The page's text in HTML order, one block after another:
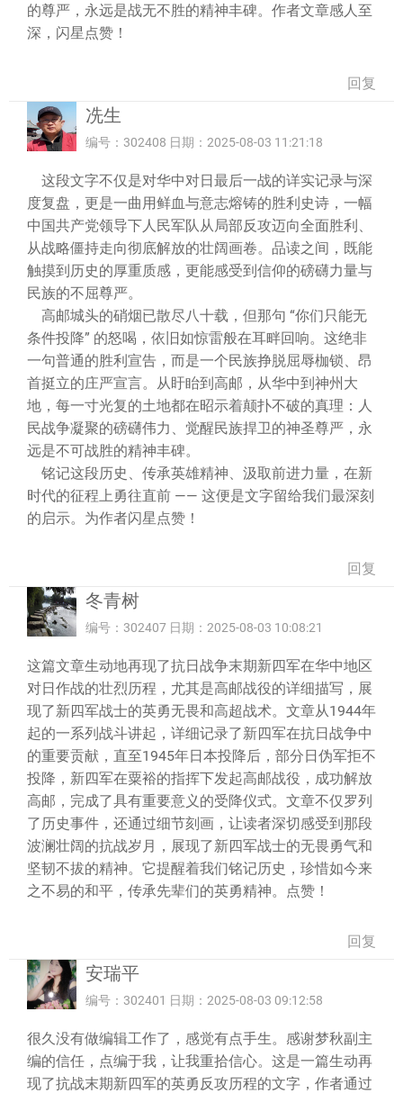
的尊严，永远是战无不胜的精神丰碑。作者文章感人至
深，闪星点赞！
回复
冼生
编号：302408 日期：2025-08-03 11:21:18
这段文字不仅是对华中对日最后一战的详实记录与深
度复盘，更是一曲用鲜血与意志熔铸的胜利史诗，一幅
中国共产党领导下人民军队从局部反攻迈向全面胜利、
从战略僵持走向彻底解放的壮阔画卷。品读之间，既能
触摸到历史的厚重质感，更能感受到信仰的磅礴力量与
民族的不屈尊严。
高邮城头的硝烟已散尽八十载，但那句 “你们只能无
条件投降” 的怒喝，依旧如惊雷般在耳畔回响。这绝非
一句普通的胜利宣告，而是一个民族挣脱屈辱枷锁、昂
首挺立的庄严宣言。从盱眙到高邮，从华中到神州大
地，每一寸光复的土地都在昭示着颠扑不破的真理：人
民战争凝聚的磅礴伟力、觉醒民族捍卫的神圣尊严，永
远是不可战胜的精神丰碑。
铭记这段历史、传承英雄精神、汲取前进力量，在新
时代的征程上勇往直前 —— 这便是文字留给我们最深刻
的启示。为作者闪星点赞！
回复
冬青树
编号：302407 日期：2025-08-03 10:08:21
这篇文章生动地再现了抗日战争末期新四军在华中地区
对日作战的壮烈历程，尤其是高邮战役的详细描写，展
现了新四军战士的英勇无畏和高超战术。文章从1944年
起的一系列战斗讲起，详细记录了新四军在抗日战争中
的重要贡献，直至1945年日本投降后，部分日伪军拒不
投降，新四军在粟裕的指挥下发起高邮战役，成功解放
高邮，完成了具有重要意义的受降仪式。文章不仅罗列
了历史事件，还通过细节刻画，让读者深切感受到那段
波澜壮阔的抗战岁月，展现了新四军战士的无畏勇气和
坚韧不拔的精神。它提醒着我们铭记历史，珍惜如今来
之不易的和平，传承先辈们的英勇精神。点赞！
回复
安瑞平
编号：302401 日期：2025-08-03 09:12:58
很久没有做编辑工作了，感觉有点手生。感谢梦秋副主
编的信任，点编于我，让我重拾信心。这是一篇生动再
现了抗战末期新四军的英勇反攻历程的文字，作者通过